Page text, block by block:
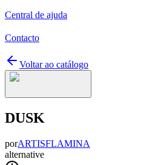
Central de ajuda
Contacto
Voltar ao catálogo
DUSK
porARTISFLAMINA
alternative